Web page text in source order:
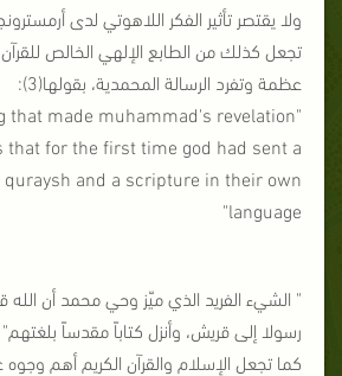
ولا يقتصر تأثير الفكر اللاهوتي لدى
تجعل كذلك من الطابع الإلهي الخالص
عظمة وتفرد الرسالة المحمدية، بقولها(3):
that made muhammad's revelation
that for the first time god had sent a
and a scripture in their own
language"
" الشيء الفريد الذي ميّز وحي محمد أن الله
رسولا إلى قريش، وأنزل كتاباً مقدساً بلغتهم"
كما تجعل الإسلام والقرآن الكريم أهم